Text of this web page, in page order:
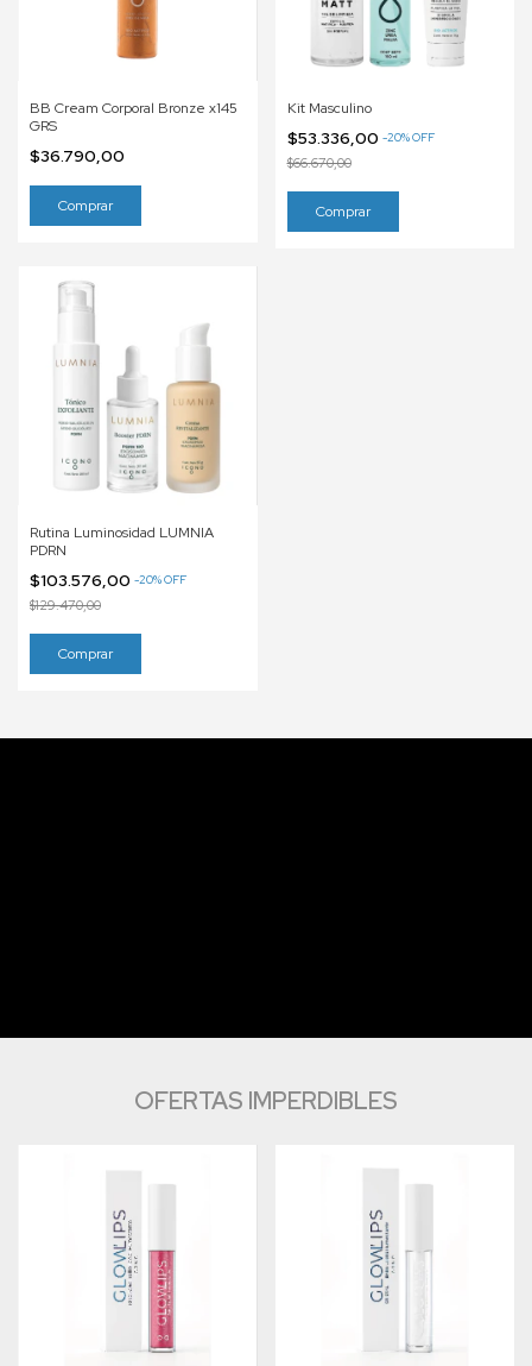
BB Cream Corporal Bronze x145
GRS
$36.790,00
Kit Masculino
$53.336,00 -20%OFF
$66.670,00
Rutina Luminosidad LUMNIA
PDRN
$103.576,00 -20%OFF
$129.470,00
OFERTAS IMPERDIBLES